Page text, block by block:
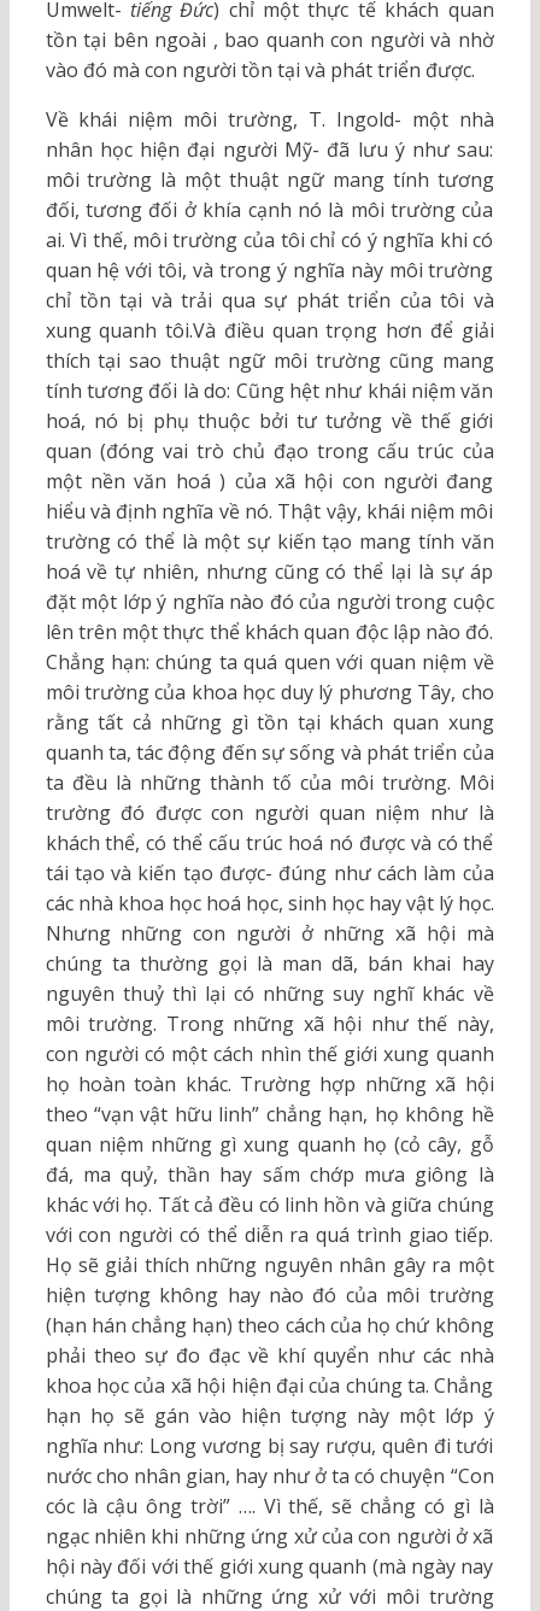
Umwelt- tiếng Đức) chỉ một thực tế khách quan
tồn tại bên ngoài , bao quanh con người và nhờ
vào đó mà con người tồn tại và phát triển được.
Về khái niệm môi trường, T. Ingold- một nhà
nhân học hiện đại người Mỹ- đã lưu ý như sau:
môi trường là một thuật ngữ mang tính tương
đối, tương đối ở khía cạnh nó là môi trường của
ai. Vì thế, môi trường của tôi chỉ có ý nghĩa khi có
quan hệ với tôi, và trong ý nghĩa này môi trường
chỉ tồn tại và trải qua sự phát triển của tôi và
xung quanh tôi.Và điều quan trọng hơn để giải
thích tại sao thuật ngữ môi trường cũng mang
tính tương đối là do: Cũng hệt như khái niệm văn
hoá, nó bị phụ thuộc bởi tư tưởng về thế giới
quan (đóng vai trò chủ đạo trong cấu trúc của
một nền văn hoá ) của xã hội con người đang
hiểu và định nghĩa về nó. Thật vậy, khái niệm môi
trường có thể là một sự kiến tạo mang tính văn
hoá về tự nhiên, nhưng cũng có thể lại là sự áp
đặt một lớp ý nghĩa nào đó của người trong cuộc
lên trên một thực thể khách quan độc lập nào đó.
Chẳng hạn: chúng ta quá quen với quan niệm về
môi trường của khoa học duy lý phương Tây, cho
rằng tất cả những gì tồn tại khách quan xung
quanh ta, tác động đến sự sống và phát triển của
ta đều là những thành tố của môi trường. Môi
trường đó được con người quan niệm như là
khách thể, có thể cấu trúc hoá nó được và có thể
tái tạo và kiến tạo được- đúng như cách làm của
các nhà khoa học hoá học, sinh học hay vật lý học.
Nhưng những con người ở những xã hội mà
chúng ta thường gọi là man dã, bán khai hay
nguyên thuỷ thì lại có những suy nghĩ khác về
môi trường. Trong những xã hội như thế này,
con người có một cách nhìn thế giới xung quanh
họ hoàn toàn khác. Trường hợp những xã hội
theo “vạn vật hữu linh” chẳng hạn, họ không hề
quan niệm những gì xung quanh họ (cỏ cây, gỗ
đá, ma quỷ, thần hay sấm chớp mưa giông là
khác với họ. Tất cả đều có linh hồn và giữa chúng
với con người có thể diễn ra quá trình giao tiếp.
Họ sẽ giải thích những nguyên nhân gây ra một
hiện tượng không hay nào đó của môi trường
(hạn hán chẳng hạn) theo cách của họ chứ không
phải theo sự đo đạc về khí quyển như các nhà
khoa học của xã hội hiện đại của chúng ta. Chẳng
hạn họ sẽ gán vào hiện tượng này một lớp ý
nghĩa như: Long vương bị say rượu, quên đi tưới
nước cho nhân gian, hay như ở ta có chuyện “Con
cóc là cậu ông trời” …. Vì thế, sẽ chẳng có gì là
ngạc nhiên khi những ứng xử của con người ở xã
hội này đối với thế giới xung quanh (mà ngày nay
chúng ta gọi là những ứng xử với môi trường